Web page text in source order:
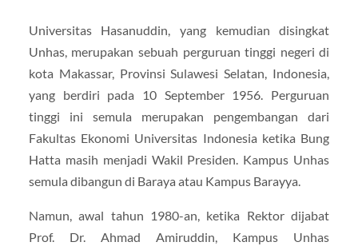
Universitas Hasanuddin, yang kemudian disingkat
Unhas, merupakan sebuah perguruan tinggi negeri di
kota Makassar, Provinsi Sulawesi Selatan, Indonesia,
yang berdiri pada 10 September 1956. Perguruan
tinggi ini semula merupakan pengembangan dari
Fakultas Ekonomi Universitas Indonesia ketika Bung
Hatta masih menjadi Wakil Presiden. Kampus Unhas
semula dibangun di Baraya atau Kampus Barayya.
Namun, awal tahun 1980-an, ketika Rektor dijabat
Prof. Dr. Ahmad Amiruddin, Kampus Unhas